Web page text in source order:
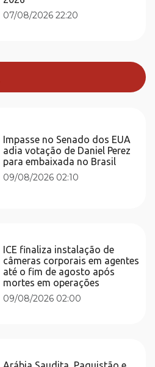
07/08/2026 22:20
Impasse no Senado dos EUA
adia votação de Daniel Perez
para embaixada no Brasil
09/08/2026 02:10
ICE finaliza instalação de
câmeras corporais em agentes
até o fim de agosto após
mortes em operações
09/08/2026 02:00